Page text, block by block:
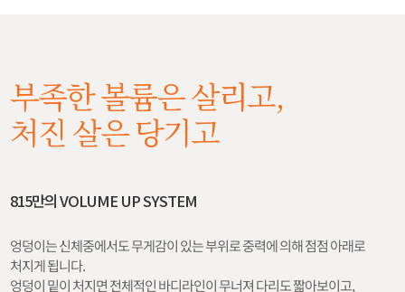
부족한 볼륨은 살리고,
처진 살은 당기고
815만의 VOLUME UP SYSTEM
엉덩이는 신체중에서도 무게감이 있는 부위로 중력에 의해 점점 아래로
처지게 됩니다.
엉덩이 밑이 처지면 전체적인 바디라인이 무너져 다리도 짧아보이고,